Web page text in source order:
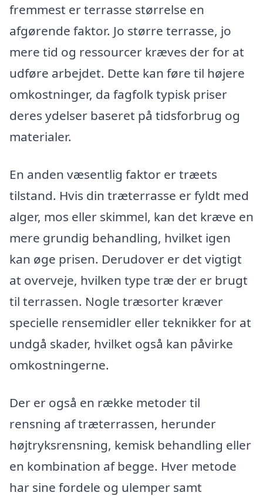
fremmest er terrasse størrelse en
afgørende faktor. Jo større terrasse, jo
mere tid og ressourcer kræves der for at
udføre arbejdet. Dette kan føre til højere
omkostninger, da fagfolk typisk priser
deres ydelser baseret på tidsforbrug og
materialer.
En anden væsentlig faktor er træets
tilstand. Hvis din træterrasse er fyldt med
alger, mos eller skimmel, kan det kræve en
mere grundig behandling, hvilket igen
kan øge prisen. Derudover er det vigtigt
at overveje, hvilken type træ der er brugt
til terrassen. Nogle træsorter kræver
specielle rensemidler eller teknikker for at
undgå skader, hvilket også kan påvirke
omkostningerne.
Der er også en række metoder til
rensning af træterrassen, herunder
højtryksrensning, kemisk behandling eller
en kombination af begge. Hver metode
har sine fordele og ulemper samt